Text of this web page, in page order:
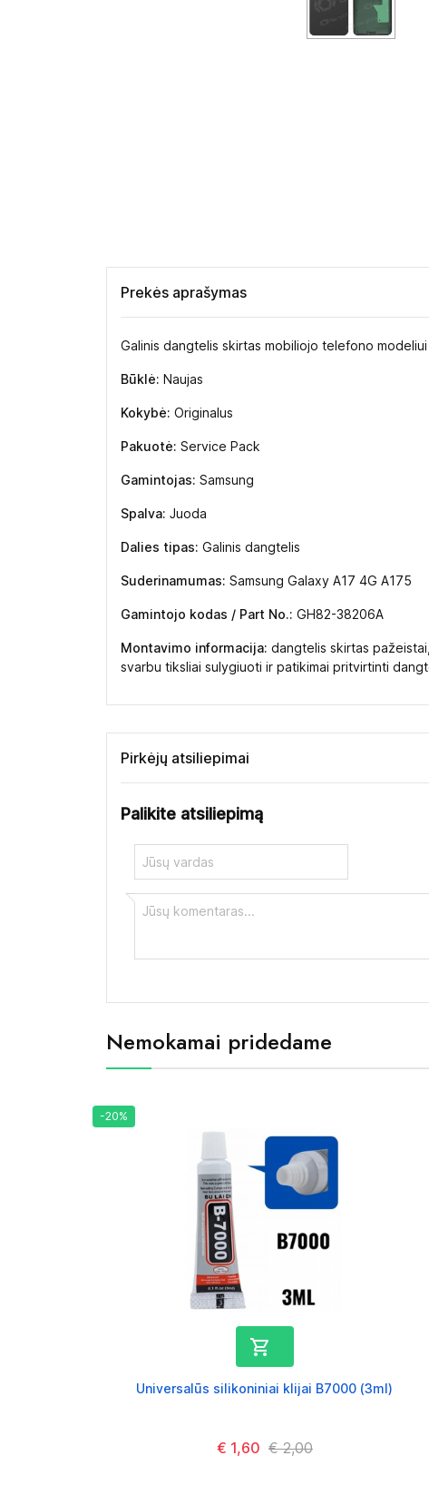
Prekės aprašymas
Galinis dangtelis skirtas mobiliojo telefono
Būklė: Naujas
Kokybė: Originalus
Pakuotė: Service Pack
Gamintojas: Samsung
Spalva: Juoda
Dalies tipas: Galinis dangtelis
Suderinamumas: Samsung Galaxy A17 4G A175
Gamintojo kodas / Part No.: GH82-38206A
Montavimo informacija: dangtelis skirtas
svarbu tiksliai sulygiuoti ir patikimai pritvirtinti
Pirkėjų atsiliepimai
Palikite atsiliepimą
Nemokamai pridedame
-20%

Universalūs silikoniniai klijai B7000 (3ml)
Kaina
€ 1,60 Kaina
€ 2,00